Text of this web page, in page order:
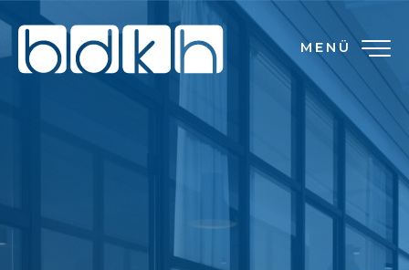
MENÜ